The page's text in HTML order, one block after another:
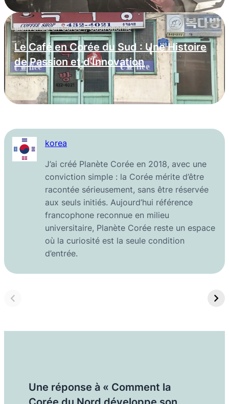
Bienvenue en Corée !,Gastronomie
Le Café en Corée du Sud : Une Histoire
de Passion et d’Innovation
korea
J’ai créé Planète Corée en 2018, avec une
conviction simple : la Corée mérite d’être
racontée sérieusement, sans être réservée
aux seuls initiés. Aujourd’hui référence
francophone reconnue en milieu
universitaire, Planète Corée reste un espace
où la curiosité est la seule condition
d’entrée.
Une réponse à « Comment la